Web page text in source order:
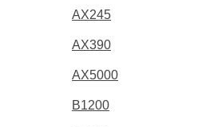
AX245
AX390
AX5000
B1200